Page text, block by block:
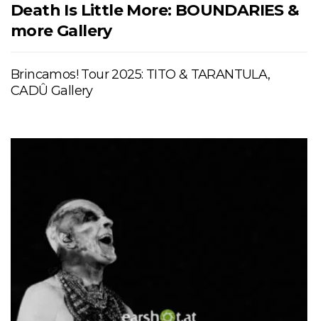
Death Is Little More: BOUNDARIES &
more Gallery
Brincamos! Tour 2025: TITO & TARANTULA,
CADÛ Gallery